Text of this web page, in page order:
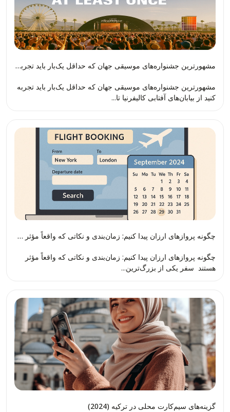
مشهورترین جشنواره‌های موسیقی جهان که حداقل یک‌بار باید تجربه کنید
مشهورترین جشنواره‌های موسیقی جهان که حداقل یک‌بار باید تجربه
کنید از بیابان‌های آفتابی کالیفرنیا تا...
چگونه پروازهای ارزان پیدا کنیم: زمان‌بندی و نکاتی که واقعاً مؤثر هستند
چگونه پروازهای ارزان پیدا کنیم: زمان‌بندی و نکاتی که واقعاً مؤثر
هستند سفر یکی از بزرگ‌ترین...
گزینه‌های سیم‌کارت محلی در ترکیه (2024)